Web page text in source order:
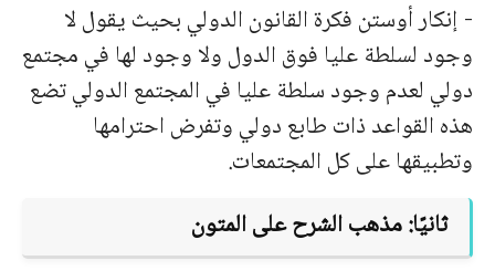
- إنكار أوستن فكرة القانون الدولي بحيث يقول لا
وجود لسلطة عليا فوق الدول ولا وجود لها في مجتمع
دولي لعدم وجود سلطة عليا في المجتمع الدولي تضع
هذه القواعد ذات طابع دولي وتفرض احترامها
وتطبيقها على كل المجتمعات.
ثانيًا: مذهب الشرح على المتون